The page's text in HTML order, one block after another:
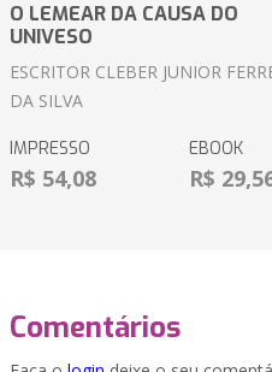
O LEMEAR DA CAUSA DO
UNIVESO
ESCRITOR CLEBER JUNIOR
DA SILVA
IMPRESSO
R$ 54,08
EBOOK
R$
Comentários